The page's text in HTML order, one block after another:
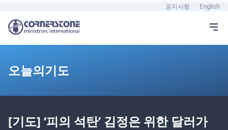
공지사항 English
오늘의기도
[기도] ‘피의 석탄’ 김정은 위한 달러가